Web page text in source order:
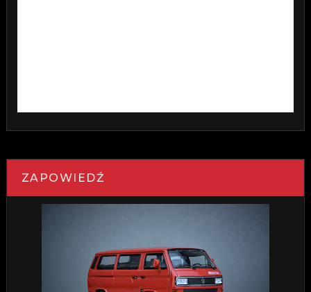
ZAPOWIEDŹ